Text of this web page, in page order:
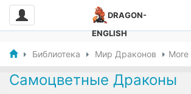
DRAGON-
ENGLISH
Библиотека Мир Драконов More
Самоцветные Драконы